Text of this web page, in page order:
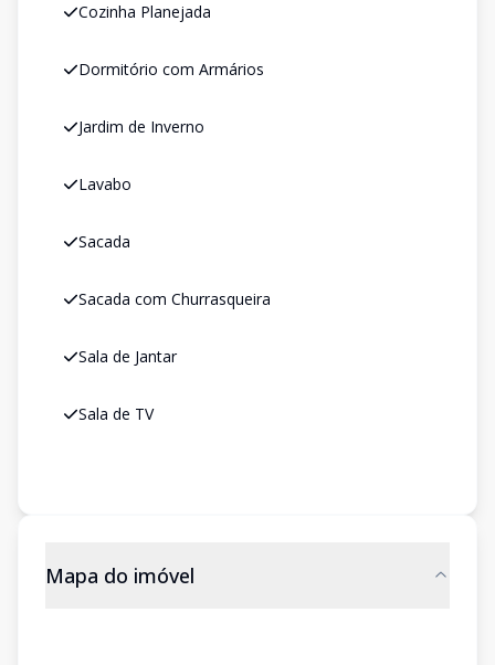
Cozinha Planejada
Dormitório com Armários
Jardim de Inverno
Lavabo
Sacada
Sacada com Churrasqueira
Sala de Jantar
Sala de TV
Mapa do imóvel